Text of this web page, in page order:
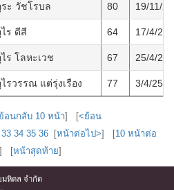
ะ วัชโรบล 80 19/11/
ร ดีสี 64 17/4/
ร โลหะเวช 67 25/4/
รวรรณ แต่รุ่งเรือง 77 3/4/2569
อนกลับ 10 หน้า] [<ย้อน
33 34 35 36 [หน้าต่อไป>] [10 หน้าต่อ
] [หน้าสุดท้าย]
มหิดล จำกัด